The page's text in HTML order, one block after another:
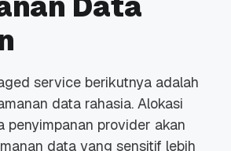
service berikutnya adalah
data rahasia. Alokasi
penyimpanan provider akan
data yang sensitif lebih